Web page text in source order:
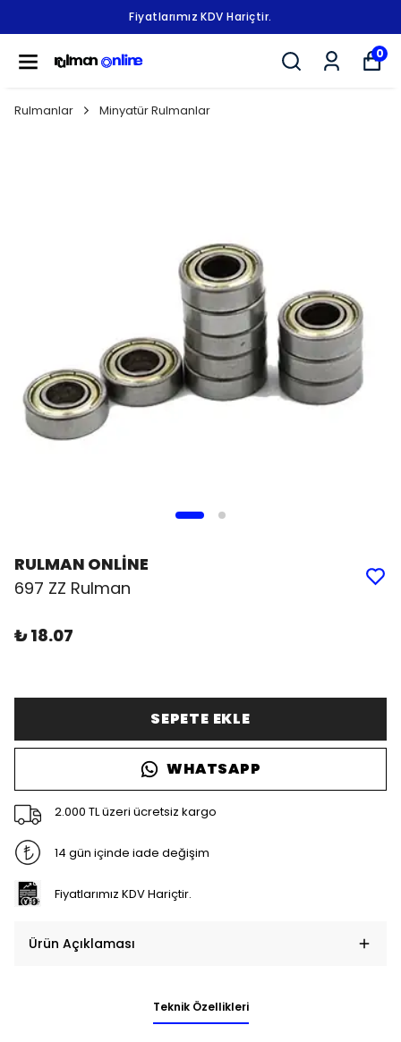
Fiyatlarımız KDV Hariçtir.
0
Rulmanlar Minyatür Rulmanlar
RULMAN ONLİNE
697 ZZ Rulman
₺ 18.07
SEPETE EKLE
WHATSAPP
2.000 TL üzeri ücretsiz kargo
14 gün içinde iade değişim
Fiyatlarımız KDV Hariçtir.
Ürün Açıklaması
Teknik Özellikleri